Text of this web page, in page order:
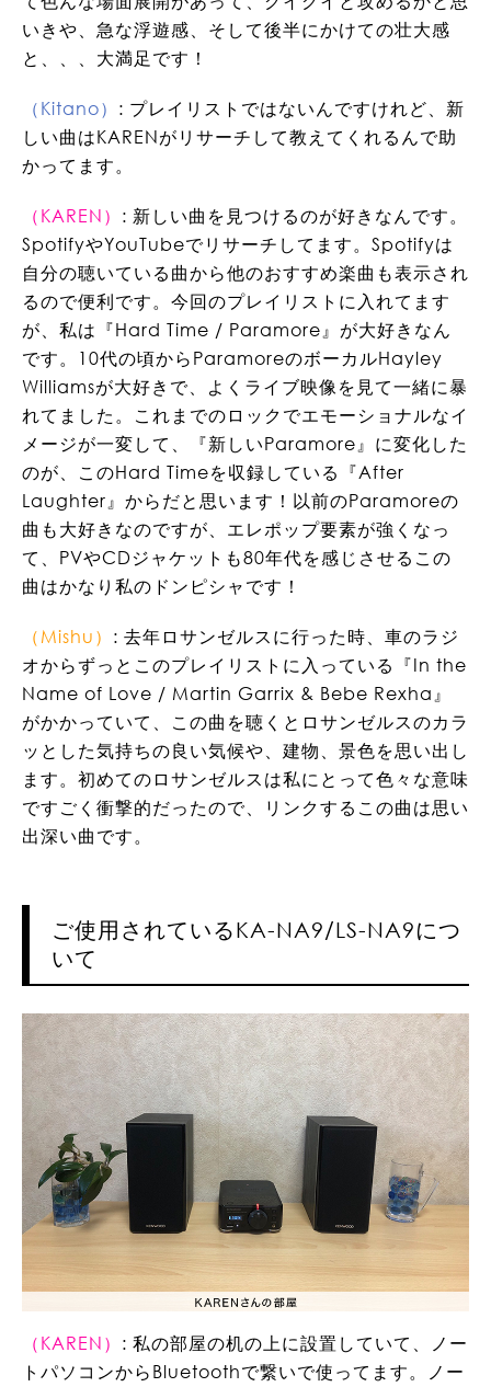
いきや、急な浮遊感、そして後半にかけての壮大感
と、、、大満足です！
（Kitano） : プレイリストではないんですけれど、新
しい曲はKARENがリサーチして教えてくれるんで助
かってます。
（KAREN） : 新しい曲を見つけるのが好きなんです。
SpotifyやYouTubeでリサーチしてます。Spotifyは
自分の聴いている曲から他のおすすめ楽曲も表示され
るので便利です。今回のプレイリストに入れてます
が、私は『Hard Time / Paramore』が大好きなん
です。10代の頃からParamoreのボーカルHayley
Williamsが大好きで、よくライブ映像を見て一緒に暴
れてました。これまでのロックでエモーショナルなイ
メージが一変して、『新しいParamore』に変化した
のが、このHard Timeを収録している『After
Laughter』からだと思います！以前のParamoreの
曲も大好きなのですが、エレポップ要素が強くなっ
て、PVやCDジャケットも80年代を感じさせるこの
曲はかなり私のドンピシャです！
（Mishu） : 去年ロサンゼルスに行った時、車のラジ
オからずっとこのプレイリストに入っている『In the
Name of Love / Martin Garrix & Bebe Rexha』
がかかっていて、この曲を聴くとロサンゼルスのカラ
ッとした気持ちの良い気候や、建物、景色を思い出し
ます。初めてのロサンゼルスは私にとって色々な意味
ですごく衝撃的だったので、リンクするこの曲は思い
出深い曲です。
ご使用されているKA-NA9/LS-NA9につ
いて
（KAREN） : 私の部屋の机の上に設置していて、ノー
トパソコンからBluetoothで繋いで使ってます。ノー